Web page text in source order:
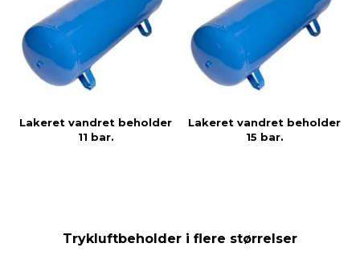
Lakeret vandret beholder
11 bar.
Lakeret vandret beholder
15 bar.
Trykluftbeholder i flere størrelser